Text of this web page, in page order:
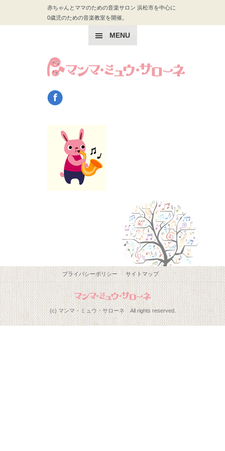
赤ちゃんとママのための音楽サロン 浜松市を中心に
0歳児のための音楽教室を開催。
MENU
プライバシーポリシー サイトマップ
(c) マンマ・ミュウ・サローネ All rights reserved.